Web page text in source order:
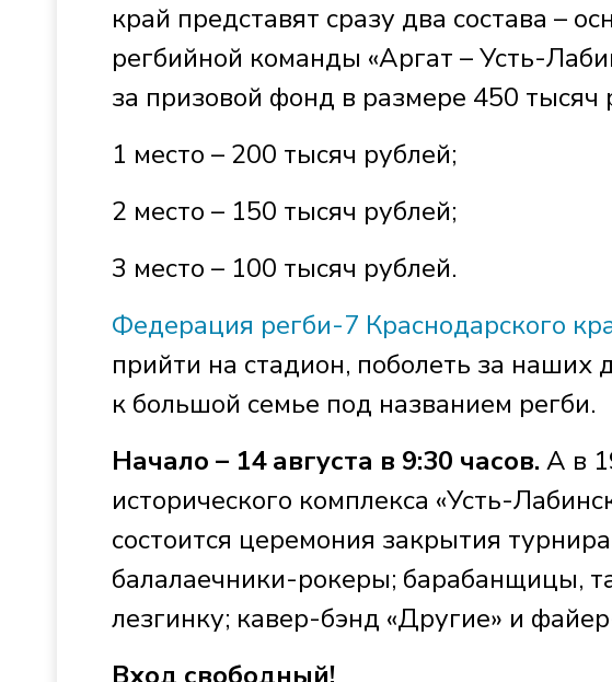
край представят сразу два состава –
регбийной команды «Аргат – Усть-
за призовой фонд в размере 450 тысяч
1 место – 200 тысяч рублей;
2 место – 150 тысяч рублей;
3 место – 100 тысяч рублей.
Федерация регби-7 Краснодарского
прийти на стадион, поболеть за
к большой семье под названием регби.
Начало – 14 августа в 9:30 часов. А в
исторического комплекса «Усть-
состоится церемония закрытия
балалаечники-рокеры; барабанщицы,
лезгинку; кавер-бэнд «Другие» и